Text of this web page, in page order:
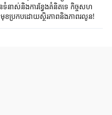
ទំនាស់និងការខ្វែងគំនិតទេ កិច្ចសហ
ៅមុខប្រកបដោយស្ថិរភាពនិងភាពរលូន!